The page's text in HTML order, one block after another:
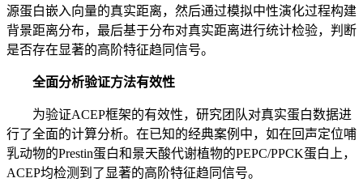
源蛋白嵌入向量的真实距离，然后通过模拟中性演化过程构建
背景距离分布，最后基于分布对真实距离进行统计检验，判断
是否存在显著的高阶特征趋同信号。
全面分析验证方法有效性
为验证ACEP框架的有效性，研究团队对真实蛋白数据进
行了全面的计算分析。在已知的经典案例中，如在回声定位哺
乳动物的Prestin蛋白和景天酸代谢植物的PEPC/PPCK蛋白上，
ACEP均检测到了显著的高阶特征趋同信号。